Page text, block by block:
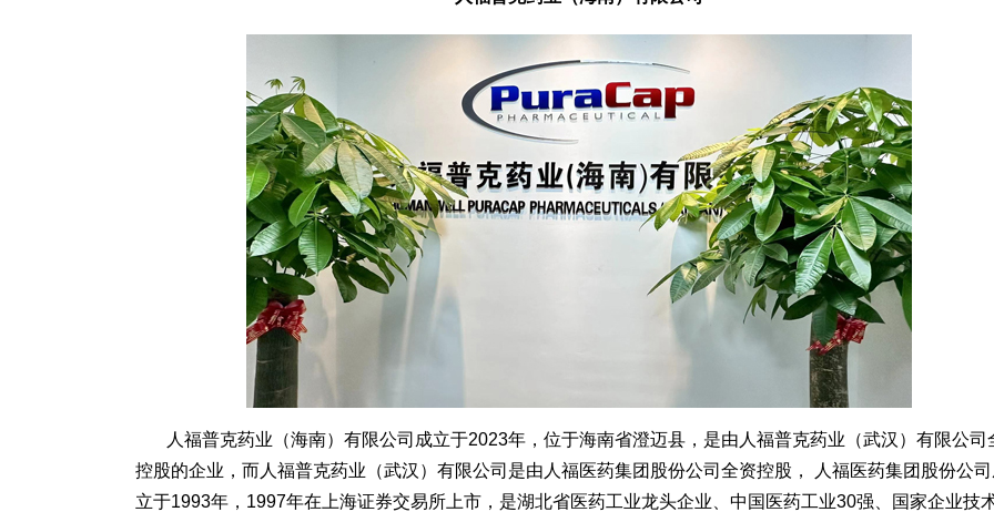
人福普克药业（海南）有限公司成立于2023年，位于海南省澄迈县，是由人福普克药业（武汉）有限公司
控股的企业，而人福普克药业（武汉）有限公司是由人福医药集团股份公司全资控股， 人福医药集团股份公
立于1993年，1997年在上海证券交易所上市，是湖北省医药工业龙头企业、中国医药工业30强、国家企业技